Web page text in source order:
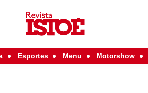
Esportes Menu Motorshow